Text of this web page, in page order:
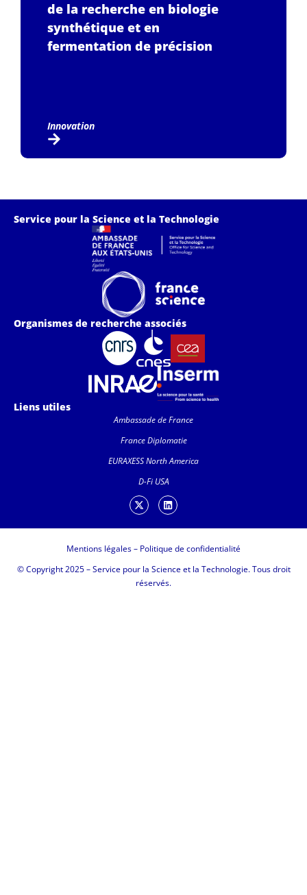
de la recherche en biologie
synthétique et en
fermentation de précision
Innovation
Service pour la Science et la Technologie
Organismes de recherche associés
Liens utiles
Ambassade de France
France Diplomatie
EURAXESS North America
D-Fi USA
Mentions légales– Politique de confidentialité
© Copyright 2025 – Service pour la Science et la Technologie. Tous droit
réservés.